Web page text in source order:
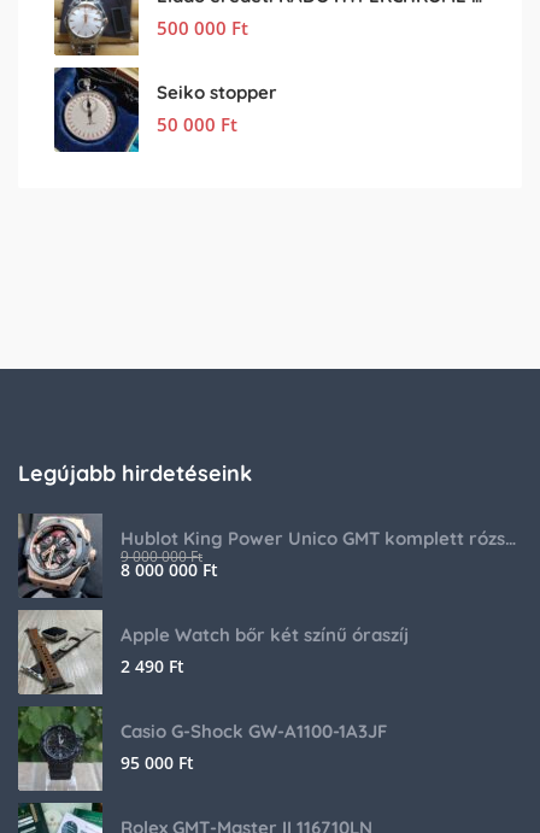
500 000 Ft
Seiko stopper
50 000 Ft
Legújabb hirdetéseink
Hublot King Power Unico GMT komplett rózsaarany
9 000 000Ft
8 000 000Ft
Apple Watch bőr két színű óraszíj
2 490 Ft
Casio G-Shock GW-A1100-1A3JF
95 000 Ft
Rolex GMT-Master II 116710LN